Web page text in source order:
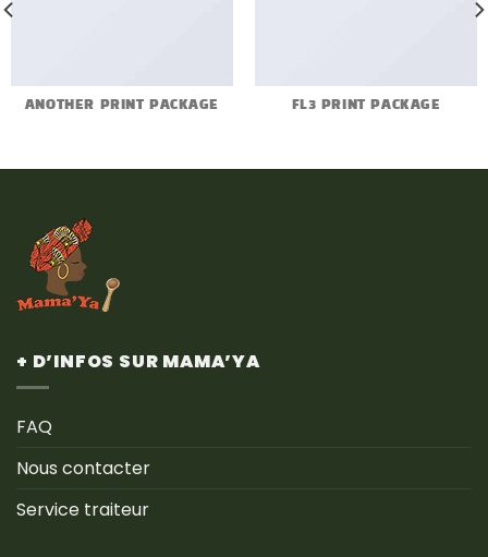
ANOTHER PRINT PACKAGE FL3 PRINT PACKAGE
+ D’INFOS SUR MAMA’YA
FAQ
Nous contacter
Service traiteur